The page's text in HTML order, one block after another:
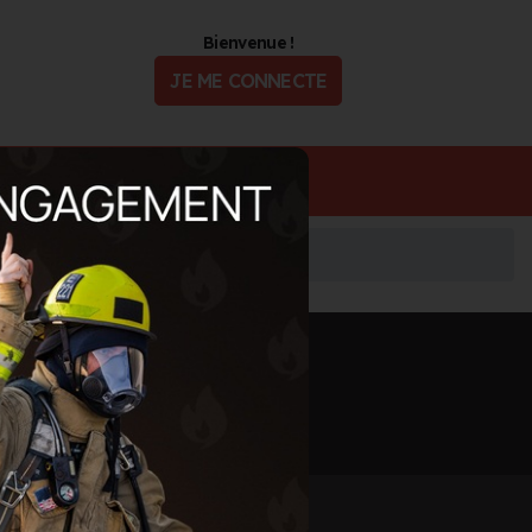
Bienvenue !
JE ME CONNECTE
Offres d'Emploi
Informations mises à jour le 8 août 2026
🖨️ IMPRIMER